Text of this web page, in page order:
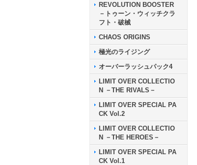
REVOLUTION BOOSTER
－トゥーン・ウィッチクラ
フト・破械
CHAOS ORIGINS
極光のライジング
オーバーラッシュパック4
LIMIT OVER COLLECTIO
N －THE RIVALS－
LIMIT OVER SPECIAL PA
CK Vol.2
LIMIT OVER COLLECTIO
N －THE HEROES－
LIMIT OVER SPECIAL PA
CK Vol.1